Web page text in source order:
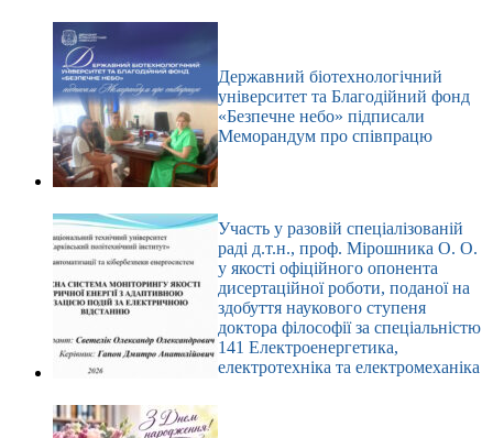
Державний біотехнологічний
університет та Благодійний фонд
«Безпечне небо» підписали
Меморандум про співпрацю
Участь у разовій спеціалізованій
раді д.т.н., проф. Мірошника О. О.
у якості офіційного опонента
дисертаційної роботи, поданої на
здобуття наукового ступеня
доктора філософії за спеціальністю
141 Електроенергетика,
електротехніка та електромеханіка